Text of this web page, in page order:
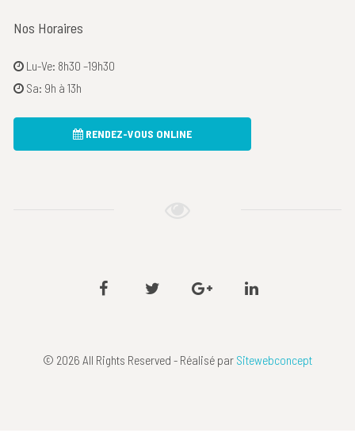
Nos Horaires
Lu-Ve: 8h30 –19h30
Sa: 9h à 13h
RENDEZ-VOUS ONLINE
Facebook
© 2026 All Rights Reserved - Réalisé par Sitewebconcept